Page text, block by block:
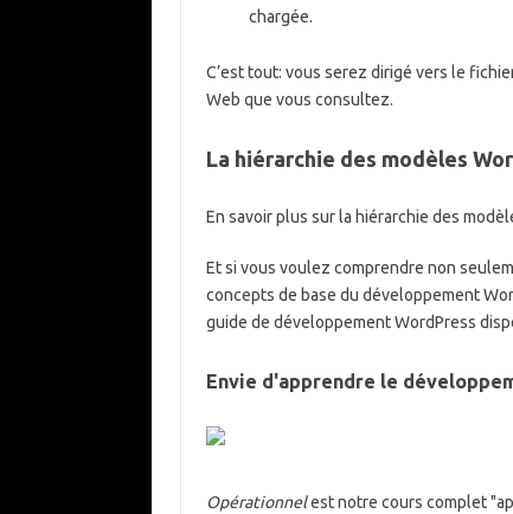
chargée.
C’est tout: vous serez dirigé vers le
Web que vous consultez.
La hiérarchie des modèles
En savoir plus sur la hiérarchie des
Et si vous voulez comprendre non
concepts de base du développement
guide de développement WordPress
Envie d'apprendre le
Opérationnelest notre cours complet